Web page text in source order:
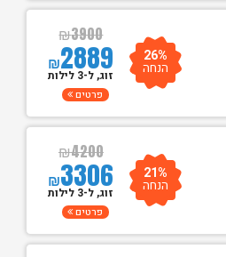
₪3900
₪2889 26%
הנחה זוג, ל-3 לילות
פרטים
₪4200
₪3306 21%
הנחה זוג, ל-3 לילות
פרטים